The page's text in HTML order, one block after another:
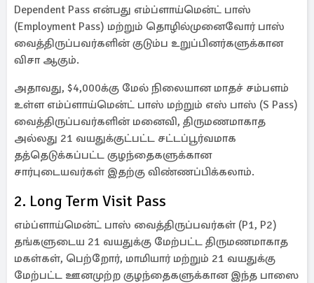
Dependent Pass என்பது எம்ப்ளாய்மென்ட் பாஸ்
(Employment Pass) மற்றும் தொழில்முனைவோர் பாஸ்
வைத்திருப்பவர்களின் குடும்ப உறுப்பினர்களுக்கான
விசா ஆகும்.
அதாவது, $4,000க்கு மேல் நிலையான மாதச் சம்பளம்
உள்ள எம்ப்ளாய்மென்ட் பாஸ் மற்றும் எஸ் பாஸ் (S Pass)
வைத்திருப்பவர்களின் மனைவி, திருமணமாகாத
அல்லது 21 வயதுக்குட்பட்ட சட்டப்பூர்வமாக
தத்தெடுக்கப்பட்ட குழந்தைகளுக்கான
சார்புடையவர்கள் இதற்கு விண்ணப்பிக்கலாம்.
2. Long Term Visit Pass
எம்ப்ளாய்மென்ட் பாஸ் வைத்திருப்பவர்கள் (P1, P2)
தங்களுடைய 21 வயதுக்கு மேற்பட்ட திருமணமாகாத
மகள்கள், பெற்றோர், மாமியார் மற்றும் 21 வயதுக்கு
மேற்பட்ட ஊனமுற்ற குழந்தைகளுக்கான இந்த பாஸை